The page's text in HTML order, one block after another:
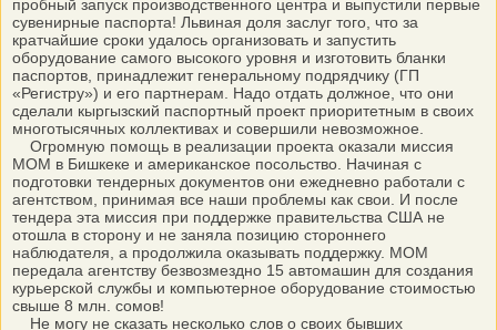
пробный запуск производственного центра и выпустили первые
сувенирные паспорта! Львиная доля заслуг того, что за
кратчайшие сроки удалось организовать и запустить
оборудование самого высокого уровня и изготовить бланки
паспортов, принадлежит генеральному подрядчику (ГП
«Регистру») и его партнерам. Надо отдать должное, что они
сделали кыргызский паспортный проект приоритетным в своих
многотысячных коллективах и совершили невозможное.
Огромную помощь в реализации проекта оказали миссия
МОМ в Бишкеке и американское посольство. Начиная с
подготовки тендерных документов они ежедневно работали с
агентством, принимая все наши проблемы как свои. И после
тендера эта миссия при поддержке правительства США не
отошла в сторону и не заняла позицию стороннего
наблюдателя, а продолжила оказывать поддержку. МОМ
передала агентству безвозмездно 15 автомашин для создания
курьерской службы и компьютерное оборудование стоимостью
свыше 8 млн. сомов!
Не могу не сказать несколько слов о своих бывших